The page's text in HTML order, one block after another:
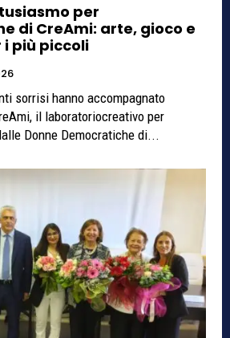
per
di CreAmi: arte, gioco e
i più piccoli
sorrisi hanno accompagnato
il laboratoriocreativo per
Donne Democratiche di...